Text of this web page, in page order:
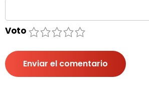
Voto 5
4
3
2
1
Enviar el comentario